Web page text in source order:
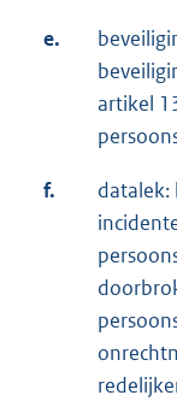
e.
artikel
f.
datalek: